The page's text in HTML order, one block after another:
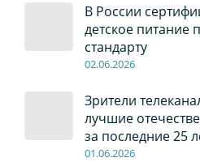
В России
детское питание
стандарту
02.06.2026
Зрители
лучшие
за последние 25
01.06.2026